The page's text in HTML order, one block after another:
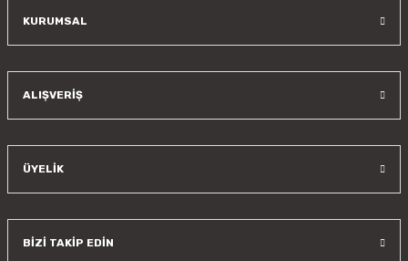
KURUMSAL
ALIŞVERİŞ
ÜYELİK
BİZİ TAKİP EDİN